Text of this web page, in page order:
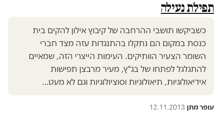
תפילת נעילה
כשביקשו תושבי ההרחבה של קיבוץ אילון להקים בית
כנסת במקום הם נתקלו בהתנגדות עזה מצד חברי
השומר הצעיר הוותיקים. העימות הייצרי הזה, שמאיים
להתגלגל לפתחו של בג"ץ, מעיר מרבצן תפישות
אידיאולוגיות, תיאולוגיות וסוציולוגיות וגם לא מעט…
עופר מתן·
12.11.2013